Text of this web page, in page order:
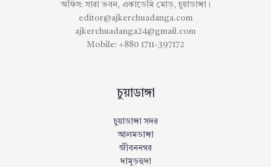
অফিস: সারা ভবন, একাডেমি মোড়, চুয়াডাঙ্গা।
editor@ajkerchuadanga.com
ajkerchuadanga24@gmail.com
Mobile: +880 1711-397172
চুয়াডাঙ্গা
চুয়াডাঙ্গা সদর
আলমডাঙ্গা
জীবননগর
দামুড়হুদা